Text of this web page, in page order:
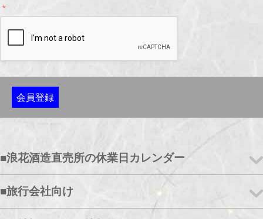
会員登録
■浪花酒造直売所の休業日カレンダー
■旅行会社向け